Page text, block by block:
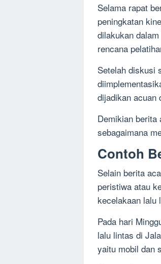
Selama rapat
peningkatan
dilakukan
rencana
Setelah diskusi
dijadikan acuan
Demikian berita
sebagaimana
Contoh
Selain berita
peristiwa atau
kecelakaan lalu
Pada hari
lalu lintas di
yaitu mobil dan